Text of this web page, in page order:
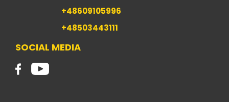
+48609105996
+48503443111
SOCIAL MEDIA